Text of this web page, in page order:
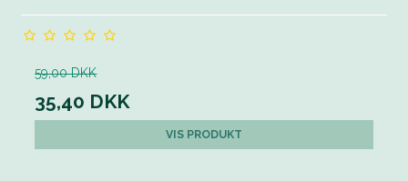
59,00 DKK
35,40 DKK
VIS PRODUKT